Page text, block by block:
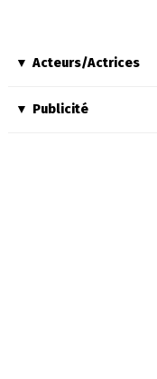
Acteurs/Actrices
Publicité